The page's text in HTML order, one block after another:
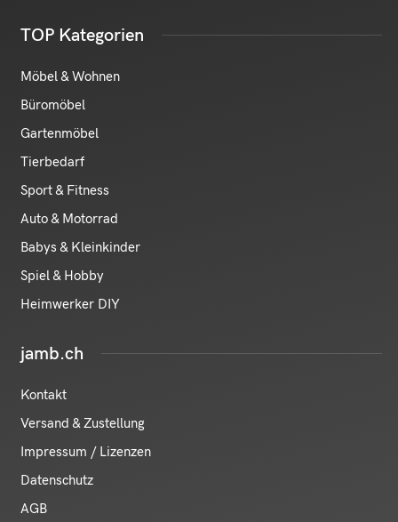
TOP Kategorien
Möbel & Wohnen
Büromöbel
Gartenmöbel
Tierbedarf
Sport & Fitness
Auto & Motorrad
Babys & Kleinkinder
Spiel & Hobby
Heimwerker DIY
jamb.ch
Kontakt
Versand & Zustellung
Impressum / Lizenzen
Datenschutz
AGB